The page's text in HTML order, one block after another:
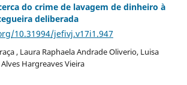
do crime de lavagem de dinheiro à
deliberada
10.31994/jefivj.v17i1.947
, Laura Raphaela Andrade Oliverio, Luisa
Hargreaves Vieira